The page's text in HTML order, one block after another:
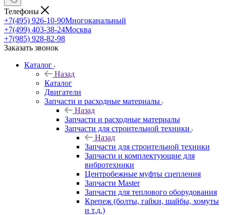
Телефоны
+7(495) 926-10-90Многоканальный
+7(499) 403-38-24Москва
+7(985) 928-82-98
Заказать звонок
Каталог
Назад
Каталог
Двигатели
Запчасти и расходные материалы
Назад
Запчасти и расходные материалы
Запчасти для строительной техники
Назад
Запчасти для строительной техники
Запчасти и комплектующие для
вибротехники
Центробежные муфты сцепления
Запчасти Master
Запчасти для теплового оборудования
Крепеж (болты, гайки, шайбы, хомуты
и т.д.)